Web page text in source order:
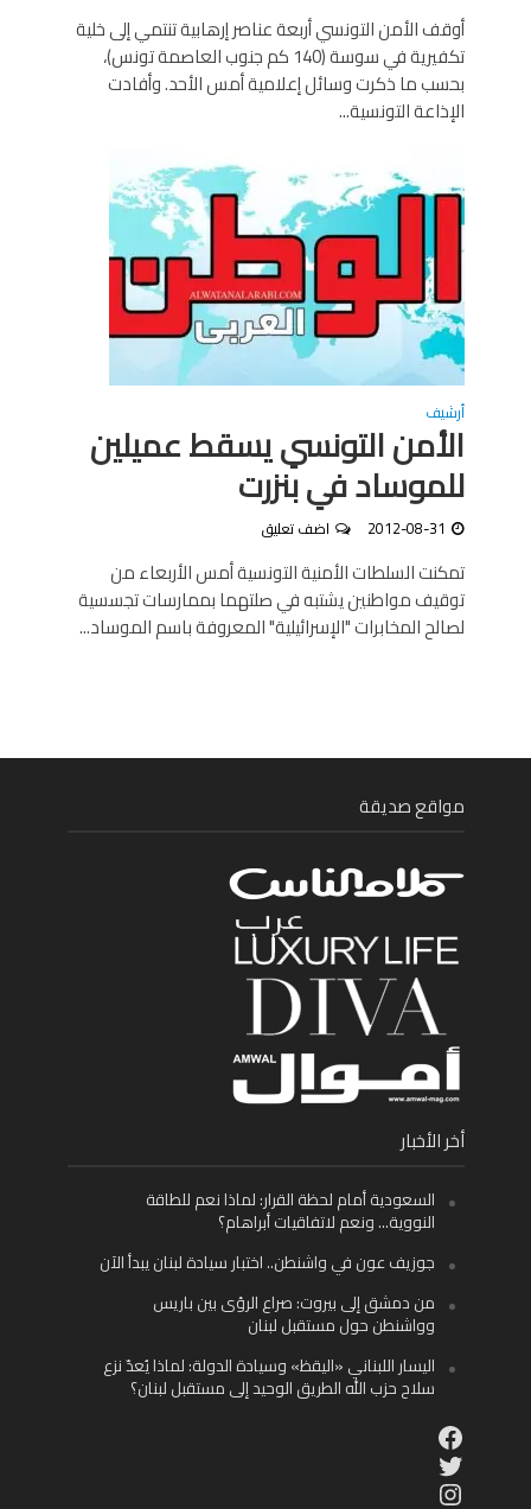
أوقف الأمن التونسي أربعة عناصر إرهابية تنتمي إلى خلية
تكفيرية في سوسة (140 كم جنوب العاصمة تونس)،
بحسب ما ذكرت وسائل إعلامية أمس الأحد. وأفادت
الإذاعة التونسية...
أرشيف
الأمن التونسي يسقط عميلين
للموساد في بنزرت
2012-08-31 اضف تعليق
تمكنت السلطات الأمنية التونسية أمس الأربعاء من
توقيف مواطنين يشتبه في صلتهما بممارسات تجسسية
لصالح المخابرات "الإسرائيلية" المعروفة باسم الموساد...
مواقع صديقة
أخر الأخبار
السعودية أمام لحظة القرار: لماذا نعم للطاقة
النووية… ونعم لاتفاقيات أبراهام؟
جوزيف عون في واشنطن.. اختبار سيادة لبنان يبدأ الآن
من دمشق إلى بيروت: صراع الرؤى بين باريس
وواشنطن حول مستقبل لبنان
اليسار اللبناني «اليقظ» وسيادة الدولة: لماذا يُعدّ نزع
سلاح حزب الله الطريق الوحيد إلى مستقبل لبنان؟
Facebook
Twitter
Instagram